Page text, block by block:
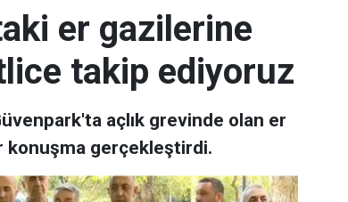
er gazilerine
takip ediyoruz
açlık grevinde olan er
konuşma gerçekleştirdi.